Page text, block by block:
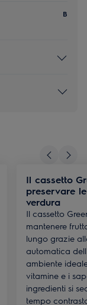
B
Il cassetto
preservare
verdura
Il cassetto
mantenere
lungo grazie
automatica
ambiente
vitamine e i
ingredienti si
tempo